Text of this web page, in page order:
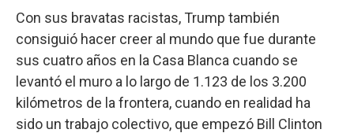
Con sus bravatas racistas, Trump también
consiguió hacer creer al mundo que fue durante
sus cuatro años en la Casa Blanca cuando se
levantó el muro a lo largo de 1.123 de los 3.200
kilómetros de la frontera, cuando en realidad ha
sido un trabajo colectivo, que empezó Bill Clinton